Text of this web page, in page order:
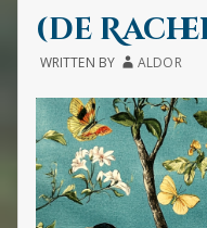
(de
WRITTEN BY ALDOR